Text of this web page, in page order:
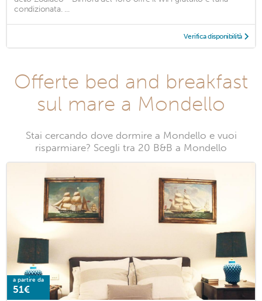
condizionata. ...
Verifica disponibilità
Offerte bed and breakfast
sul mare a Mondello
Stai cercando dove dormire a Mondello e vuoi
risparmiare? Scegli tra 20 B&B a Mondello
a partire da
51€